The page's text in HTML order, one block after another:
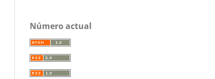
Número actual